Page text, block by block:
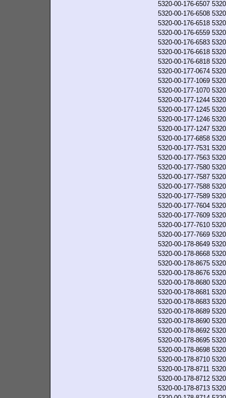
5320-00-176-6507
5320-00-176-6508
5320-00-176-6518
5320-00-176-6559
5320-00-176-6583
5320-00-176-6618
5320-00-176-6818
5320-00-177-0674
5320-00-177-1069
5320-00-177-1070
5320-00-177-1244
5320-00-177-1245
5320-00-177-1246
5320-00-177-1247
5320-00-177-6858
5320-00-177-7531
5320-00-177-7563
5320-00-177-7580
5320-00-177-7587
5320-00-177-7588
5320-00-177-7589
5320-00-177-7604
5320-00-177-7609
5320-00-177-7610
5320-00-177-7669
5320-00-178-8649
5320-00-178-8668
5320-00-178-8675
5320-00-178-8676
5320-00-178-8680
5320-00-178-8681
5320-00-178-8683
5320-00-178-8689
5320-00-178-8690
5320-00-178-8692
5320-00-178-8695
5320-00-178-8698
5320-00-178-8710
5320-00-178-8711
5320-00-178-8712
5320-00-178-8713